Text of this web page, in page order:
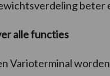
beter
alle functies
Varioterminal